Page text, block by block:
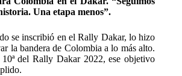
Una etapa menos”.
se inscribió en el Rally Dakar, lo hizo
la bandera de Colombia a lo más alto.
del Rally Dakar 2022, ese objetivo